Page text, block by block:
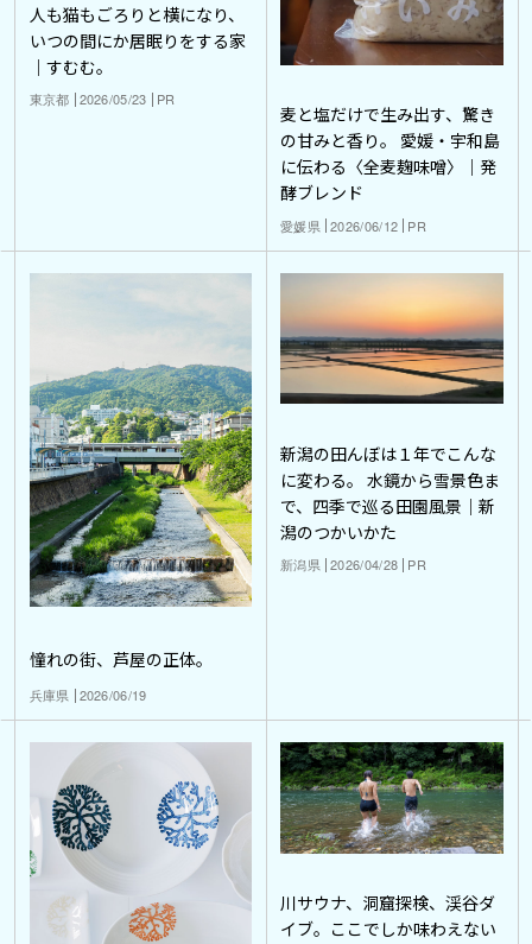
人も猫もごろりと横になり、
いつの間にか居眠りをする家
｜すむむ。
東京都 2026/05/23 PR
麦と塩だけで生み出す、驚き
の甘みと香り。 愛媛・宇和島
に伝わる〈全麦麹味噌〉｜発
酵ブレンド
愛媛県 2026/06/12 PR
憧れの街、芦屋の正体。
兵庫県 2026/06/19
新潟の田んぼは１年でこんな
に変わる。 水鏡から雪景色ま
で、四季で巡る田園風景｜新
潟のつかいかた
新潟県 2026/04/28 PR
川サウナ、洞窟探検、渓谷ダ
イブ。ここでしか味わえない